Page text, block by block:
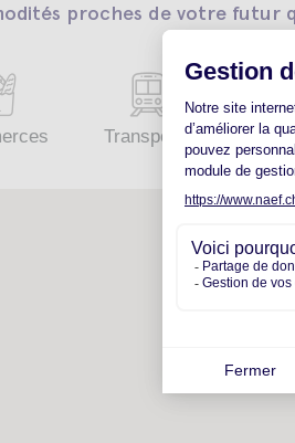
proches de votre futur
Transports Sante